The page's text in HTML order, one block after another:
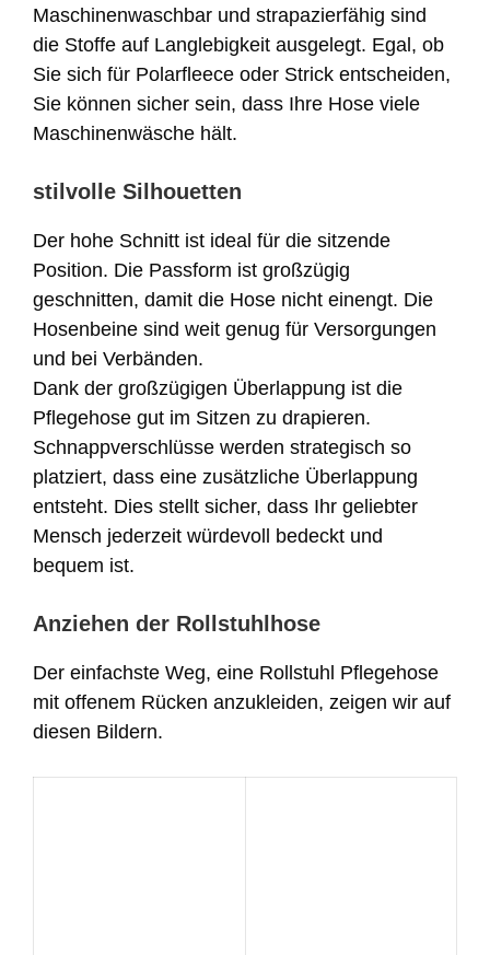
Maschinenwaschbar und strapazierfähig sind
die Stoffe auf Langlebigkeit ausgelegt. Egal, ob
Sie sich für Polarfleece oder Strick entscheiden,
Sie können sicher sein, dass Ihre Hose viele
Maschinenwäsche hält.
stilvolle Silhouetten
Der hohe Schnitt ist ideal für die sitzende
Position. Die Passform ist großzügig
geschnitten, damit die Hose nicht einengt. Die
Hosenbeine sind weit genug für Versorgungen
und bei Verbänden.
Dank der großzügigen Überlappung ist die
Pflegehose gut im Sitzen zu drapieren.
Schnappverschlüsse werden strategisch so
platziert, dass eine zusätzliche Überlappung
entsteht. Dies stellt sicher, dass Ihr geliebter
Mensch jederzeit würdevoll bedeckt und
bequem ist.
Anziehen der Rollstuhlhose
Der einfachste Weg, eine Rollstuhl Pflegehose
mit offenem Rücken anzukleiden, zeigen wir auf
diesen Bildern.